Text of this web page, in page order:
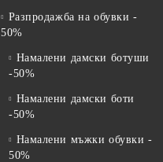
Разпродажба на обувки -
50%
Намалени дамски ботуши
-50%
Намалени дамски боти
-50%
Намалени мъжки обувки -
50%